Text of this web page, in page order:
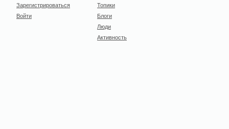
Зарегистрироваться
Войти
Топики
Блоги
Люди
Активность